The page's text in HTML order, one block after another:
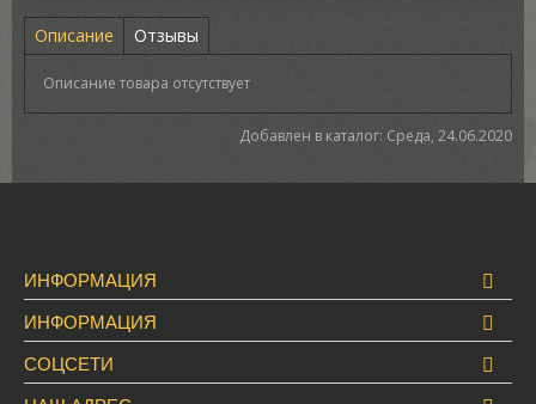
Описание Отзывы
Описание товара отсутствует
Добавлен в каталог: Среда, 24.06.2020
ИНФОРМАЦИЯ
ИНФОРМАЦИЯ
СОЦСЕТИ